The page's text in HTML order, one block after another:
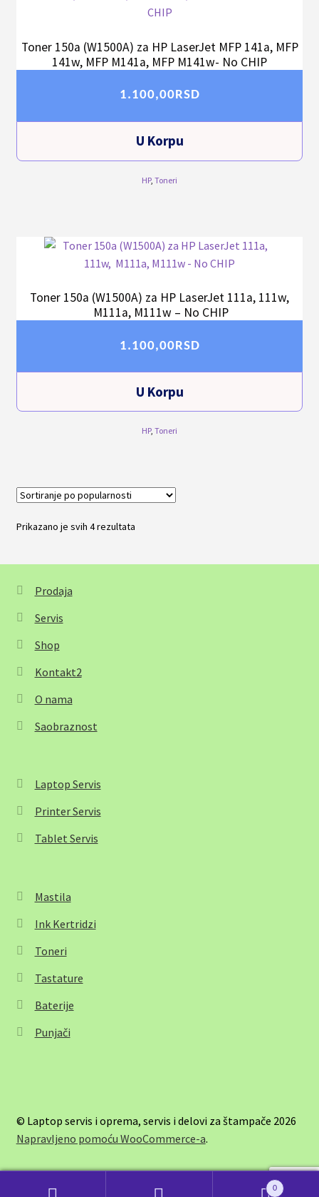
Toner 150a (W1500A) za HP LaserJet MFP 141a, MFP
141w, MFP M141a, MFP M141w- No CHIP
1.100,00RSD
U Korpu
HP, Toneri
Toner 150a (W1500A) za HP LaserJet 111a, 111w,
M111a, M111w – No CHIP
1.100,00RSD
U Korpu
HP, Toneri
Prikazano je svih 4 rezultataSortirano
Prodaja
Servis
Shop
Kontakt2
O nama
Saobraznost
Laptop Servis
Printer Servis
Tablet Servis
Mastila
Ink Kertridzi
Toneri
Tastature
Baterije
Punjači
© Laptop servis i oprema, servis i delovi za štampače 2026
Napravljeno pomoću WooCommerce-a.
0